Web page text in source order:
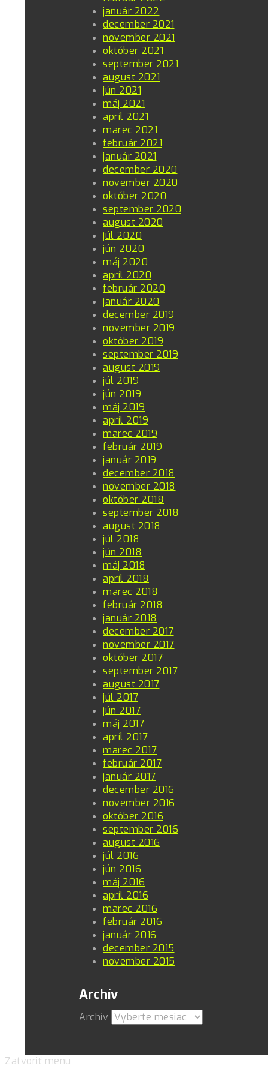
január 2022
december 2021
november 2021
október 2021
september 2021
august 2021
jún 2021
máj 2021
apríl 2021
marec 2021
február 2021
január 2021
december 2020
november 2020
október 2020
september 2020
august 2020
júl 2020
jún 2020
máj 2020
apríl 2020
február 2020
január 2020
december 2019
november 2019
október 2019
september 2019
august 2019
júl 2019
jún 2019
máj 2019
apríl 2019
marec 2019
február 2019
január 2019
december 2018
november 2018
október 2018
september 2018
august 2018
júl 2018
jún 2018
máj 2018
apríl 2018
marec 2018
február 2018
január 2018
december 2017
november 2017
október 2017
september 2017
august 2017
júl 2017
jún 2017
máj 2017
apríl 2017
marec 2017
február 2017
január 2017
december 2016
november 2016
október 2016
september 2016
august 2016
júl 2016
jún 2016
máj 2016
apríl 2016
marec 2016
február 2016
január 2016
december 2015
november 2015
Archív
Archív
Zatvoriť menu